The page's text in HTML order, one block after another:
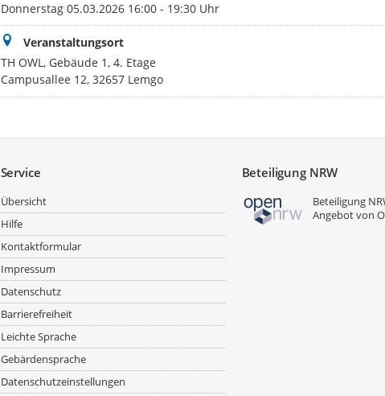
Donnerstag 05.03.2026 16:00 - 19:30 Uhr
Veranstaltungsort
TH OWL, Gebäude 1, 4. Etage
Campusallee 12, 32657 Lemgo
Service
Übersicht
Hilfe
Kontaktformular
Impressum
Datenschutz
Barrierefreiheit
Leichte Sprache
Gebärdensprache
Datenschutzeinstellungen
Beteiligung NRW
Beteiligung
Angebot von